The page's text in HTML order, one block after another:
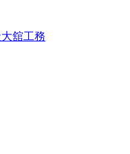
舘工務